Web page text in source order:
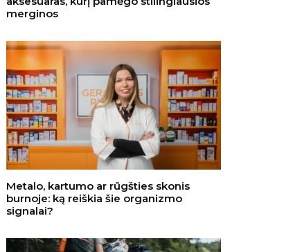
merginos
Metalo, kartumo ar rūgšties skonis
burnoje: ką reiškia šie organizmo
signalai?